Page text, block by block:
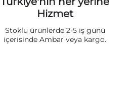
Hizmet
Stoklu ürünlerde 2-5 iş günü
içerisinde Ambar veya kargo.